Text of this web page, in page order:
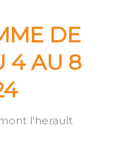
DE
4 AU 8
l'herault